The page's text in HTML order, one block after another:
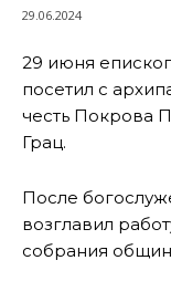
29.06.2024
29 июня
посетил с
честь Покрова
Грац.
После
возглавил
собрания